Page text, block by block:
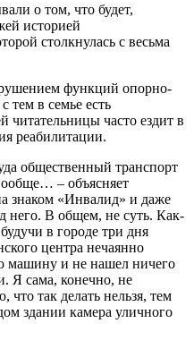
о том, что будет,
историей
столкнулась с весьма
функций опорно-
тем в семье есть
читательницы часто ездит в
реабилитации.
общественный транспорт
– объясняет
знаком «Инвалид» и даже
него. В общем, не суть. Как-
в городе три дня
центра нечаянно
машину и не нашел ничего
Я сама, конечно, не
так делать нельзя, тем
здании камера уличного